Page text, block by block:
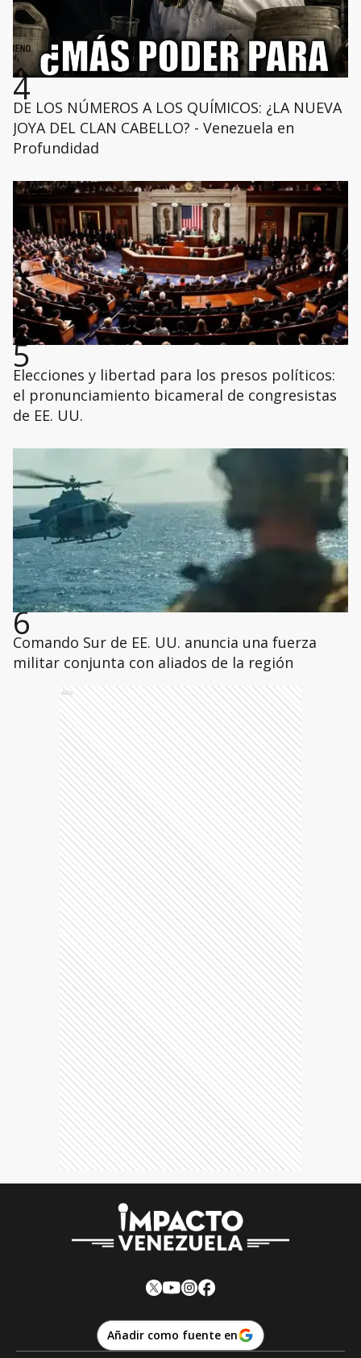
4
DE LOS NÚMEROS A LOS QUÍMICOS: ¿LA NUEVA
JOYA DEL CLAN CABELLO? - Venezuela en
Profundidad
5
Elecciones y libertad para los presos políticos:
el pronunciamiento bicameral de congresistas
de EE. UU.
6
Comando Sur de EE. UU. anuncia una fuerza
militar conjunta con aliados de la región
Ads
Añadir como fuente en